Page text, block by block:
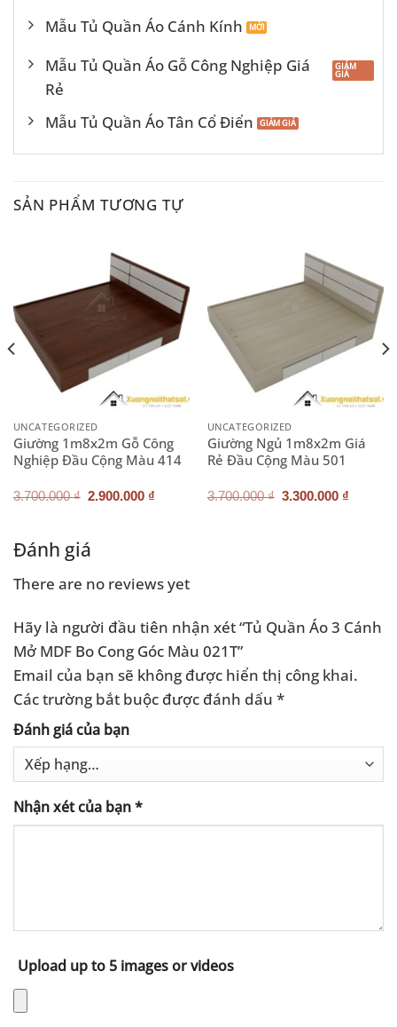
Mẫu Tủ Quần Áo Cánh Kính
Mẫu Tủ Quần Áo Gỗ Công Nghiệp Giá
Rẻ
Mẫu Tủ Quần Áo Tân Cổ Điển
SẢN PHẨM TƯƠNG TỰ
UNCATEGORIZED
Giường 1m8x2m Gỗ Công
Nghiệp Đầu Cộng Màu 414
3.700.000₫ Giá
2.900.000 ₫
UNCATEGORIZED
Giường Ngủ 1m8x2m Giá
Rẻ Đầu Cộng Màu 501
3.700.000₫ Giá
3.300.000 ₫
Đánh giá
There are no reviews yet
Hãy là người đầu tiên nhận xét “Tủ Quần Áo 3 Cánh
Mở MDF Bo Cong Góc Màu 021T”
Email của bạn sẽ không được hiển thị công khai.
Các trường bắt buộc được đánh dấu *
Đánh giá của bạn
Nhận xét của bạn*
Upload up to 5 images or videos